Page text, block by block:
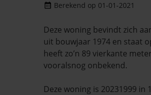
Berekend op 01-01-2021
Deze woning bevindt zich
uit bouwjaar 1974 en staat
heeft zo’n 89 vierkante
vooralsnog onbekend.
Deze woning is 20231999